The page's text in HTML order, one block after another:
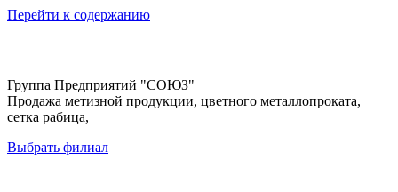
Перейти к содержанию
Группа Предприятий "СОЮЗ"
Продажа метизной продукции, цветного металлопроката,
сетка рабица,
Выбрать филиал